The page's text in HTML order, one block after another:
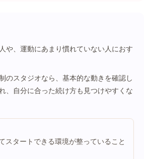
や、運動にあまり慣れていない人におす
のスタジオなら、基本的な動きを確認し
、自分に合った続け方も見つけやすくな
スタートできる環境が整っていること